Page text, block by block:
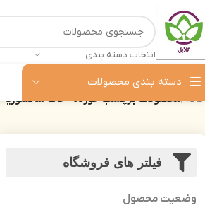
انتخاب دسته بندی
دسته بندی محصولات
خانه محصولات برچسب خورده “خاک سانسوریا”
فیلتر های فروشگاه
وضعیت محصول